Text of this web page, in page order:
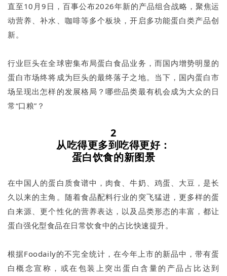
直至10月9日，百事公布2026年新的产品组合战略，聚焦运
动营养、补水、咖啡等多个板块，开启多功能蛋白类产品创
新。
行业巨头在全球密集布局蛋白食品业务，而国内增势明显的
蛋白市场终将成为巨头的最终落子之地。当下，国内蛋白市
场呈现出怎样的发展格局？哪些品类最有机会成为大众的日
常“口粮”？
2
从吃得更多到吃得更好：
蛋白饮食的新图景
在中国人的蛋白质食谱中，肉食、牛奶、鸡蛋、大豆，是长
久以来的主角。随着食品配料行业的突飞猛进，更多样的蛋
白来源、更个性化的营养表达，以及品类形态的丰富，都让
蛋白强化型食品在日常饮食中的占比快速提升。
根据Foodaily的不完全统计，在今年上市的新品中，带有蛋
白概念宣称，或在包装上突出蛋白含量的产品占比达到